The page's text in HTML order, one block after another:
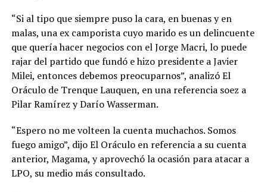
“Si al tipo que siempre puso la cara, en buenas y en
malas, una ex camporista cuyo marido es un delincuente
que quería hacer negocios con el Jorge Macri, lo puede
rajar del partido que fundó e hizo presidente a Javier
Milei, entonces debemos preocuparnos”, analizó El
Oráculo de Trenque Lauquen, en una referencia soez a
Pilar Ramírez y Darío Wasserman.
“Espero no me volteen la cuenta muchachos. Somos
fuego amigo”, dijo El Oráculo en referencia a su cuenta
anterior, Magama, y aprovechó la ocasión para atacar a
LPO, su medio más consultado.